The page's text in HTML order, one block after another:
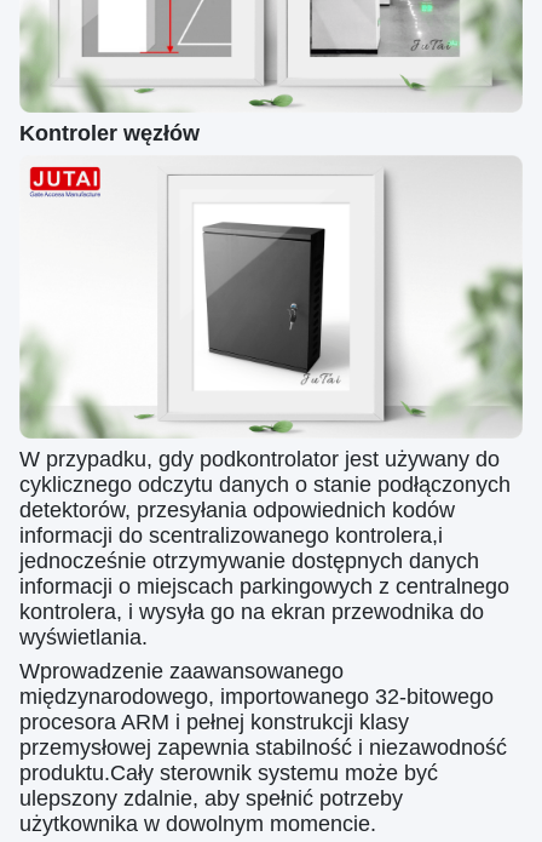
Kontroler węzłów
W przypadku, gdy podkontrolator jest używany do
cyklicznego odczytu danych o stanie podłączonych
detektorów, przesyłania odpowiednich kodów
informacji do scentralizowanego kontrolera,i
jednocześnie otrzymywanie dostępnych danych
informacji o miejscach parkingowych z centralnego
kontrolera, i wysyła go na ekran przewodnika do
wyświetlania.
Wprowadzenie zaawansowanego
międzynarodowego, importowanego 32-bitowego
procesora ARM i pełnej konstrukcji klasy
przemysłowej zapewnia stabilność i niezawodność
produktu.Cały sterownik systemu może być
ulepszony zdalnie, aby spełnić potrzeby
użytkownika w dowolnym momencie.